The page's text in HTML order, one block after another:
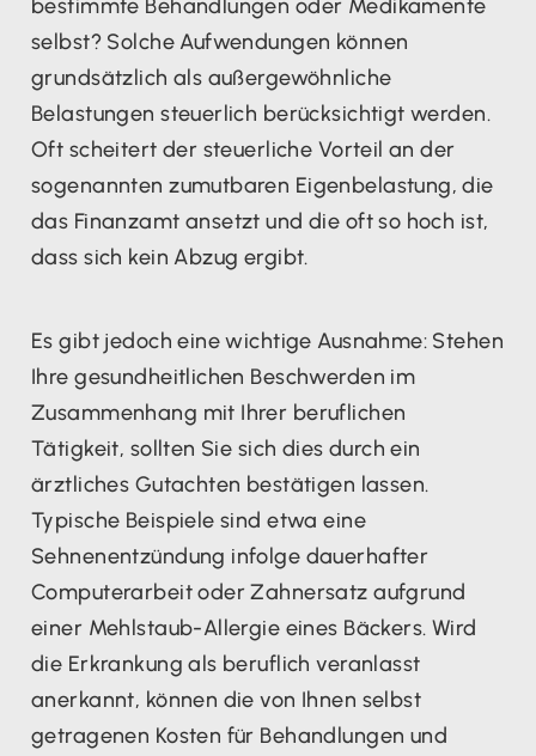
bestimmte Behandlungen oder Medikamente
selbst? Solche Aufwendungen können
grundsätzlich als außergewöhnliche
Belastungen steuerlich berücksichtigt werden.
Oft scheitert der steuerliche Vorteil an der
sogenannten zumutbaren Eigenbelastung, die
das Finanzamt ansetzt und die oft so hoch ist,
dass sich kein Abzug ergibt.
Es gibt jedoch eine wichtige Ausnahme: Stehen
Ihre gesundheitlichen Beschwerden im
Zusammenhang mit Ihrer beruflichen
Tätigkeit, sollten Sie sich dies durch ein
ärztliches Gutachten bestätigen lassen.
Typische Beispiele sind etwa eine
Sehnenentzündung infolge dauerhafter
Computerarbeit oder Zahnersatz aufgrund
einer Mehlstaub-Allergie eines Bäckers. Wird
die Erkrankung als beruflich veranlasst
anerkannt, können die von Ihnen selbst
getragenen Kosten für Behandlungen und